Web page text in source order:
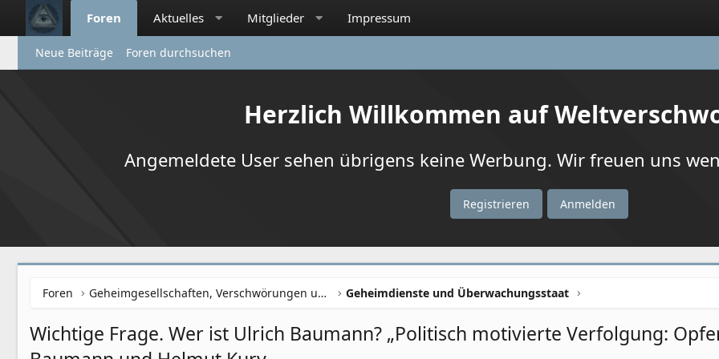
Foren Aktuelles Mitglieder Impressum
Neue Beiträge Foren durchsuchen
Herzlich Willkommen auf
Angemeldete User sehen übrigens keine Werbung. Wir freuen uns
Registrieren Anmelden
Foren Geheimgesellschaften, Verschwörungen und NWO Geheimdienste und Überwachungsstaat
Wichtige Frage. Wer ist Ulrich Baumann? „Politisch motivierte Verfolgung: